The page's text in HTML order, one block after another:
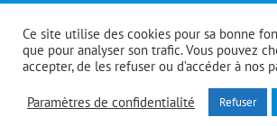
communication CDKIT
Instagram
Ce site utilise des cookies pour sa bonne
que pour analyser son trafic. Vous pouvez
accepter, de les refuser ou d’accéder à nos
Paramètres de confidentialité Refuser